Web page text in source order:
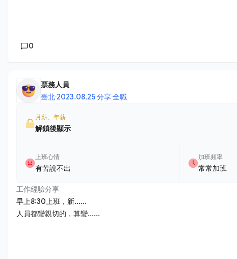
0
票務人員
臺北·2023.08.25 分享·全職
月薪、年薪
解鎖後顯示
上班心情
有苦說不出
加班頻率
常常加班
工作經驗分享
早上8:30上班，新......
人員都蠻親切的，算蠻......